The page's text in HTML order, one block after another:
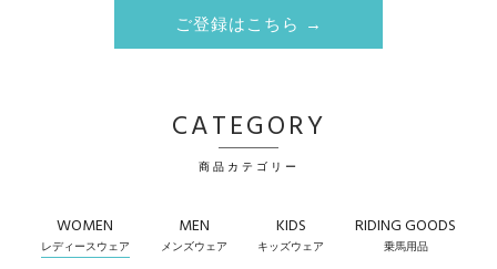
ご登録はこちら →
CATEGORY
商品カテゴリー
WOMEN
レディースウェア
MEN
メンズウェア
KIDS
キッズウェア
RIDING GOODS
乗馬用品